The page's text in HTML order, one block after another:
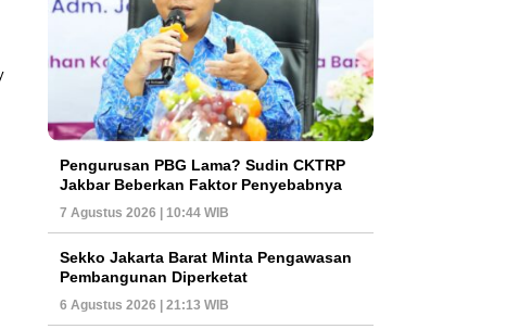
Pengurusan PBG Lama? Sudin CKTRP
Jakbar Beberkan Faktor Penyebabnya
7 Agustus 2026 | 10:44 WIB
Sekko Jakarta Barat Minta Pengawasan
Pembangunan Diperketat
6 Agustus 2026 | 21:13 WIB